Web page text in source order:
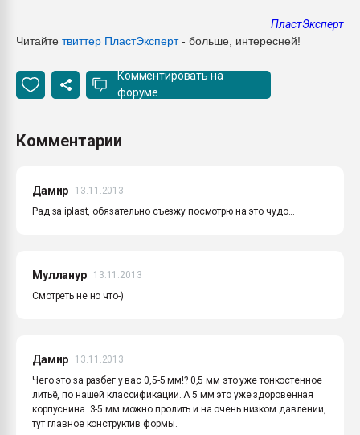
ПластЭксперт
Читайте твиттер ПластЭксперт- больше, интересней!
Комментировать на
форуме
Комментарии
Дамир
13.11.2013
Рад за iplast, обязательно съезжу посмотрю на это чудо...
Мулланур
13.11.2013
Смотреть не но что-)
Дамир
13.11.2013
Чего это за разбег у вас 0,5-5 мм!? 0,5 мм это уже тонкостенное
литьё, по нашей классификации. А 5 мм это уже здоровенная
корпуснина. 3-5 мм можно пролить и на очень низком давлении,
тут главное конструктив формы.